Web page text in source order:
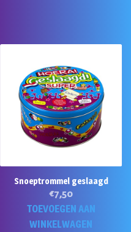
Snoeptrommel geslaagd
€7,50
TOEVOEGEN AAN
WINKELWAGEN